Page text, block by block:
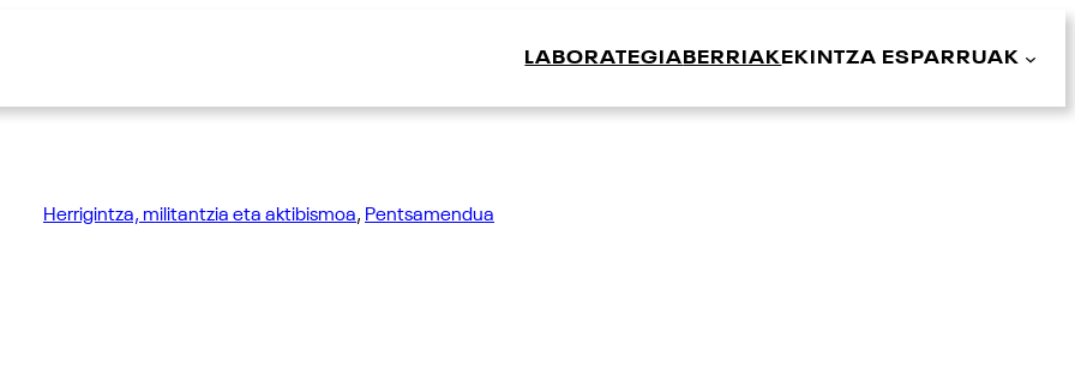
LABORATEGIA BERRIAK EKINTZA ESPARRUAK
Herrigintza, militantzia eta aktibismoa, Pentsamendua